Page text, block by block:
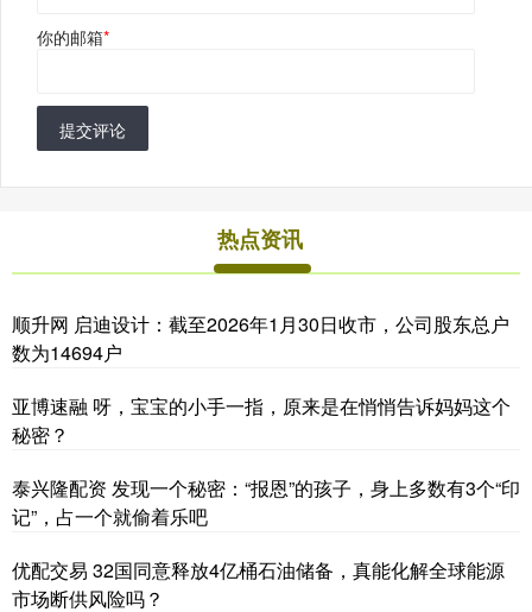
你的邮箱*
提交评论
热点资讯
顺升网 启迪设计：截至2026年1月30日收市，公司股东总户
数为14694户
亚博速融 呀，宝宝的小手一指，原来是在悄悄告诉妈妈这个
秘密？
泰兴隆配资 发现一个秘密：“报恩”的孩子，身上多数有3个“印
记”，占一个就偷着乐吧
优配交易 32国同意释放4亿桶石油储备，真能化解全球能源
市场断供风险吗？